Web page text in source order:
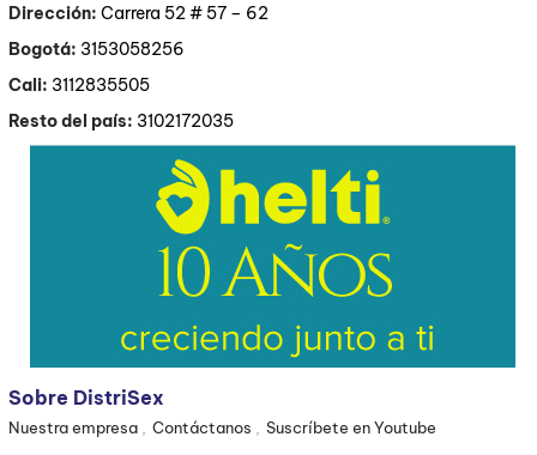
Dirección: Carrera 52 # 57 – 62
Bogotá: 3153058256
Cali: 3112835505
Resto del país: 3102172035
Sobre DistriSex
Nuestra empresa Contáctanos Suscríbete en Youtube